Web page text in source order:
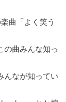
曲「よく笑う
の曲みんな知っ
んなが知ってい